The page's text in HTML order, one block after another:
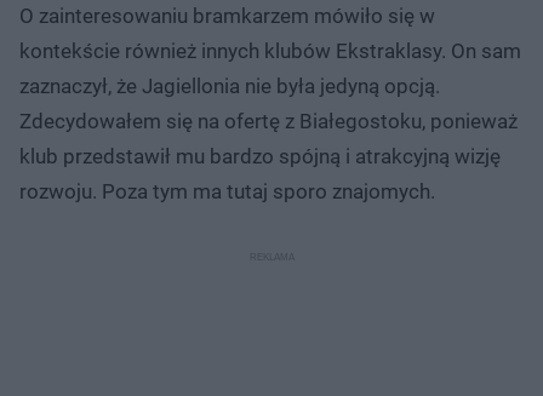
O zainteresowaniu bramkarzem mówiło się w
kontekście również innych klubów Ekstraklasy. On sam
zaznaczył, że Jagiellonia nie była jedyną opcją.
Zdecydowałem się na ofertę z Białegostoku, ponieważ
klub przedstawił mu bardzo spójną i atrakcyjną wizję
rozwoju. Poza tym ma tutaj sporo znajomych.